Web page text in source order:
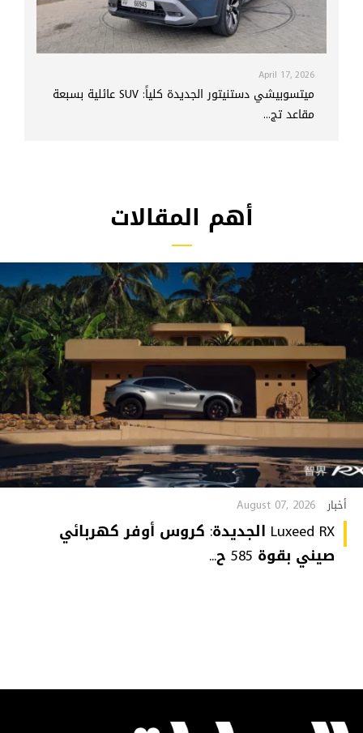
April 17, 2026
ميتسوبيشي دستنيتور الجديدة كلياً: SUV عائلية بسبعة
مقاعد تج...
أهم المقالات
أخبار August 07, 2026
Luxeed RX الجديدة: كروس أوفر كهربائي
صيني بقوة 585 ح...